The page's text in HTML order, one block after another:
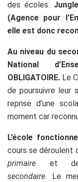
des écoles.
(Agence pour
elle est donc
Au niveau du
National
OBLIGATOIRE. Le
de poursuivre leur
reprise d’une
moment car
L’école
cours se déroulent
primaire et
secondaire. Le